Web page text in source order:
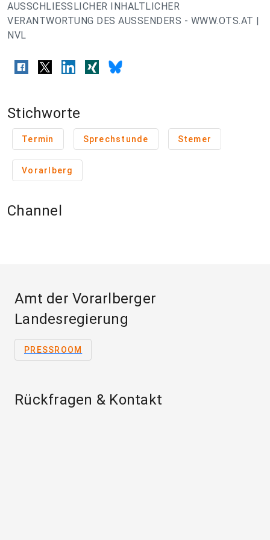
AUSSCHLIESSLICHER INHALTLICHER
VERANTWORTUNG DES AUSSENDERS - WWW.OTS.AT |
NVL
Stichworte
Termin Sprechstunde Stemer
Vorarlberg
Channel
Amt der Vorarlberger
Landesregierung
PRESSROOM
Rückfragen & Kontakt